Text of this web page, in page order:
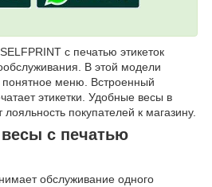
с печатью этикеток
В этой модели
понятное меню. Встроенный
этикетки. Удобные весы в
покупателей к магазину.
с печатью
обслуживание одного